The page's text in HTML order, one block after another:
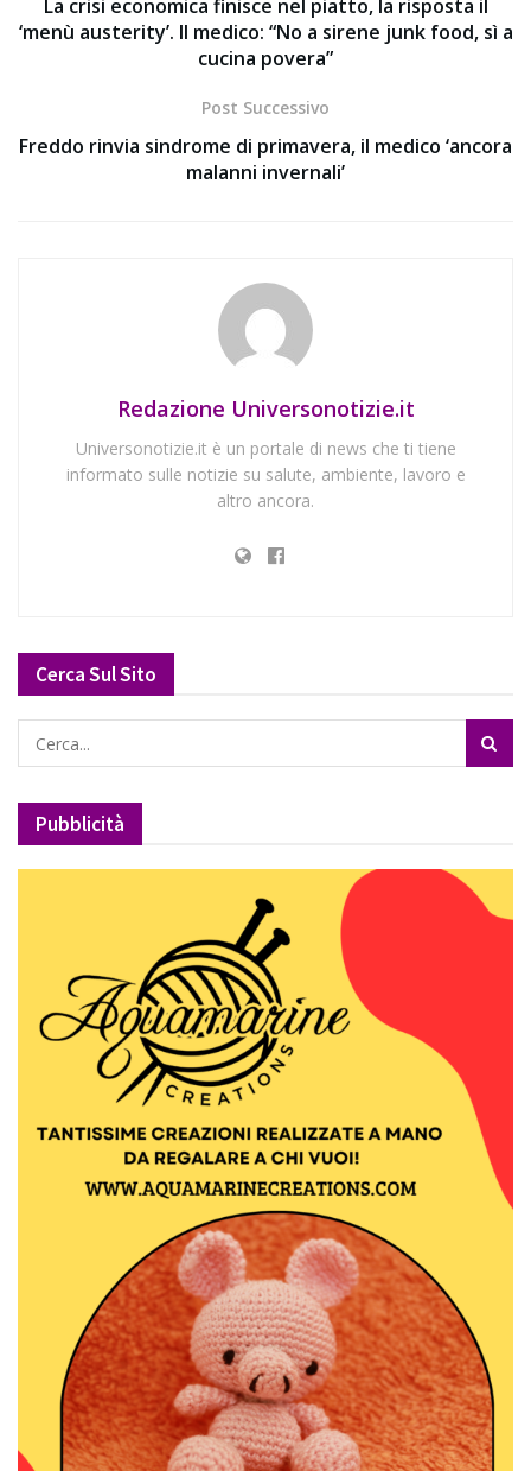
La crisi economica finisce nel piatto, la risposta il
‘menù austerity’. Il medico: “No a sirene junk food, sì a
cucina povera”
Post Successivo
Freddo rinvia sindrome di primavera, il medico ‘ancora
malanni invernali’
Redazione Universonotizie.it
Universonotizie.it è un portale di news che ti tiene
informato sulle notizie su salute, ambiente, lavoro e
altro ancora.
Cerca Sul Sito
Pubblicità